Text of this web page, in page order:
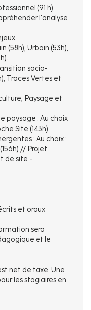
(91 h).
l'analyse
(58h), Urbain (53h),
socio-
Traces Vertes et
Paysage et
paysage : Au choix
Site (143h)
: Au choix :
// Projet
de site -
et oraux
sera
et le
net de taxe. Une
les stagiaires en